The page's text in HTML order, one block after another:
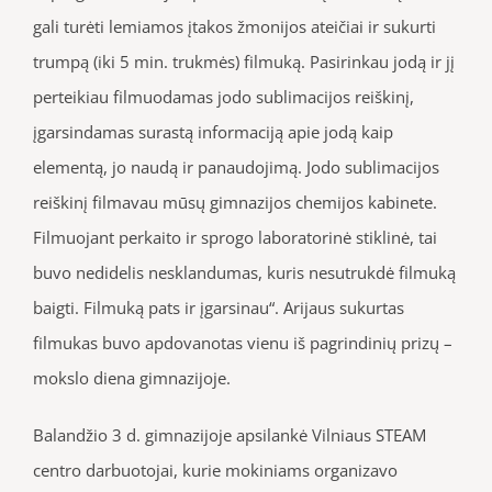
gali turėti lemiamos įtakos žmonijos ateičiai ir sukurti
trumpą (iki 5 min. trukmės) filmuką. Pasirinkau jodą ir jį
perteikiau filmuodamas jodo sublimacijos reiškinį,
įgarsindamas surastą informaciją apie jodą kaip
elementą, jo naudą ir panaudojimą. Jodo sublimacijos
reiškinį filmavau mūsų gimnazijos chemijos kabinete.
Filmuojant perkaito ir sprogo laboratorinė stiklinė, tai
buvo nedidelis nesklandumas, kuris nesutrukdė filmuką
baigti. Filmuką pats ir įgarsinau“. Arijaus sukurtas
filmukas buvo apdovanotas vienu iš pagrindinių prizų –
mokslo diena gimnazijoje.
Balandžio 3 d. gimnazijoje apsilankė Vilniaus STEAM
centro darbuotojai, kurie mokiniams organizavo